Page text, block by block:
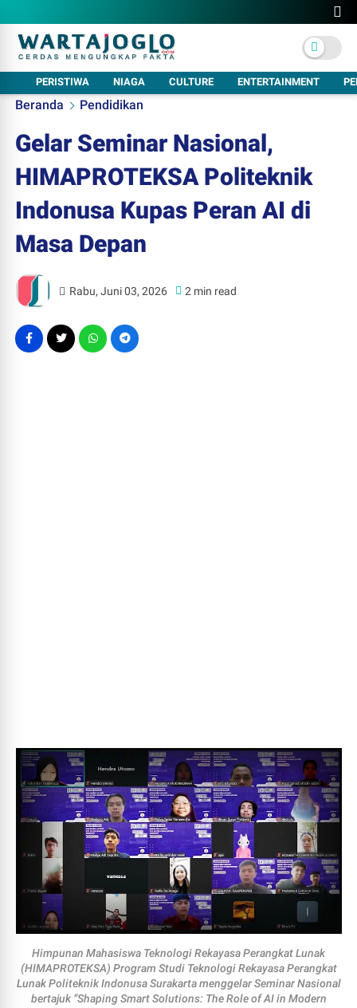
PERISTIWA NIAGA CULTURE ENTERTAINMENT
Beranda Pendidikan
Gelar Seminar Nasional,
HIMAPROTEKSA Politeknik
Indonusa Kupas Peran AI di
Masa Depan
Rabu, Juni 03, 2026 2 min read
Himpunan Mahasiswa Teknologi Rekayasa Perangkat Lunak
(HIMAPROTEKSA) Program Studi Teknologi Rekayasa Perangkat
Lunak Politeknik Indonusa Surakarta menggelar Seminar Nasional
bertajuk “Shaping Smart Solutions: The Role of AI in Modern